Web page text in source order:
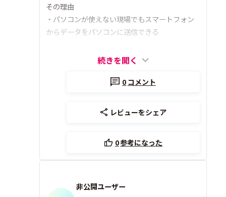
その理由
・パソコンが使えない現場でもスマートフォン
からデータをパソコンに送信できる
続きを開く
0 コメント
レビューをシェア
0参考になった
非公開ユーザー